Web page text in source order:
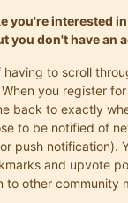
you're interested
you don't have an
to scroll
you register
back to exactly
to be notified of
push notification).
and upvote
to other community